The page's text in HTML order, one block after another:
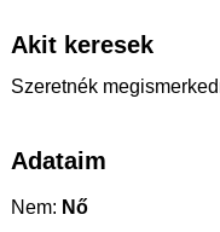
Akit keresek
Szeretnék
Adataim
Nem: Nő